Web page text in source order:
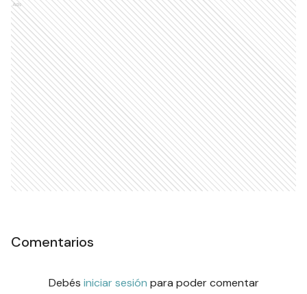
Ads
Comentarios
Debés iniciar sesión para poder comentar